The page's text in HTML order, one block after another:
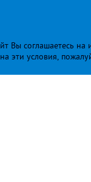
Вы соглашаетесь
эти условия,